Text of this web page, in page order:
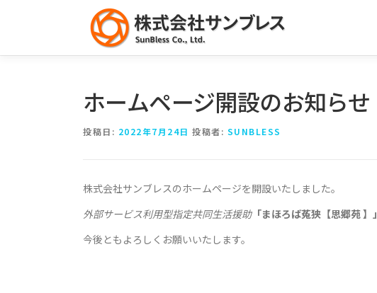
ン
ホームページ開設のお知らせ
投稿日: 2022年7月24日 投稿者: SUNBLESS
株式会社サンブレスのホームページを開設いたしました。
外部サービス利用型指定共同生活援助「まほろば菟狭【思郷苑 】」
今後ともよろしくお願いいたします。